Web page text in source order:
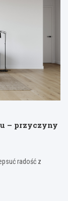
– przyczyny
radość z